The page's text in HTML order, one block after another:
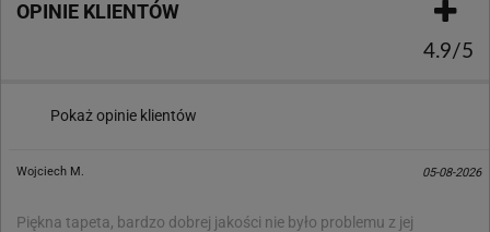
OPINIE KLIENTÓW
4.9/5
Pokaż opinie klientów
Wojciech M. 05-08-2026
Piękna tapeta, bardzo dobrej jakości nie było problemu z jej